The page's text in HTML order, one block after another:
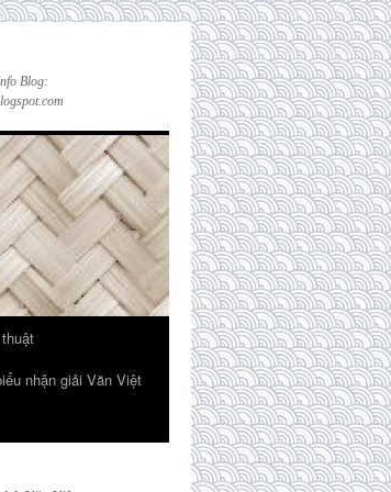
Blog:
nhận giải Văn Việt